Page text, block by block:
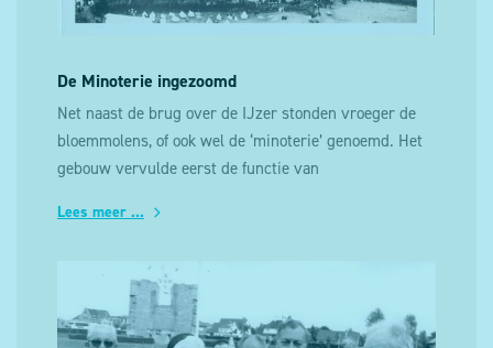
De Minoterie ingezoomd
Net naast de brug over de IJzer stonden vroeger de
bloemmolens, of ook wel de ‘minoterie’ genoemd. Het
gebouw vervulde eerst de functie van
gebroeders Van Hille in 1836.
Lees meer ...